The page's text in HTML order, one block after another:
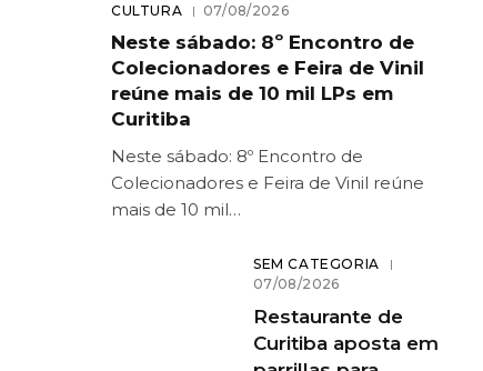
CULTURA 07/08/2026
Neste sábado: 8º Encontro de
Colecionadores e Feira de Vinil
reúne mais de 10 mil LPs em
Curitiba
Neste sábado: 8º Encontro de
Colecionadores e Feira de Vinil reúne
mais de 10 mil…
SEM CATEGORIA
07/08/2026
Restaurante de
Curitiba aposta em